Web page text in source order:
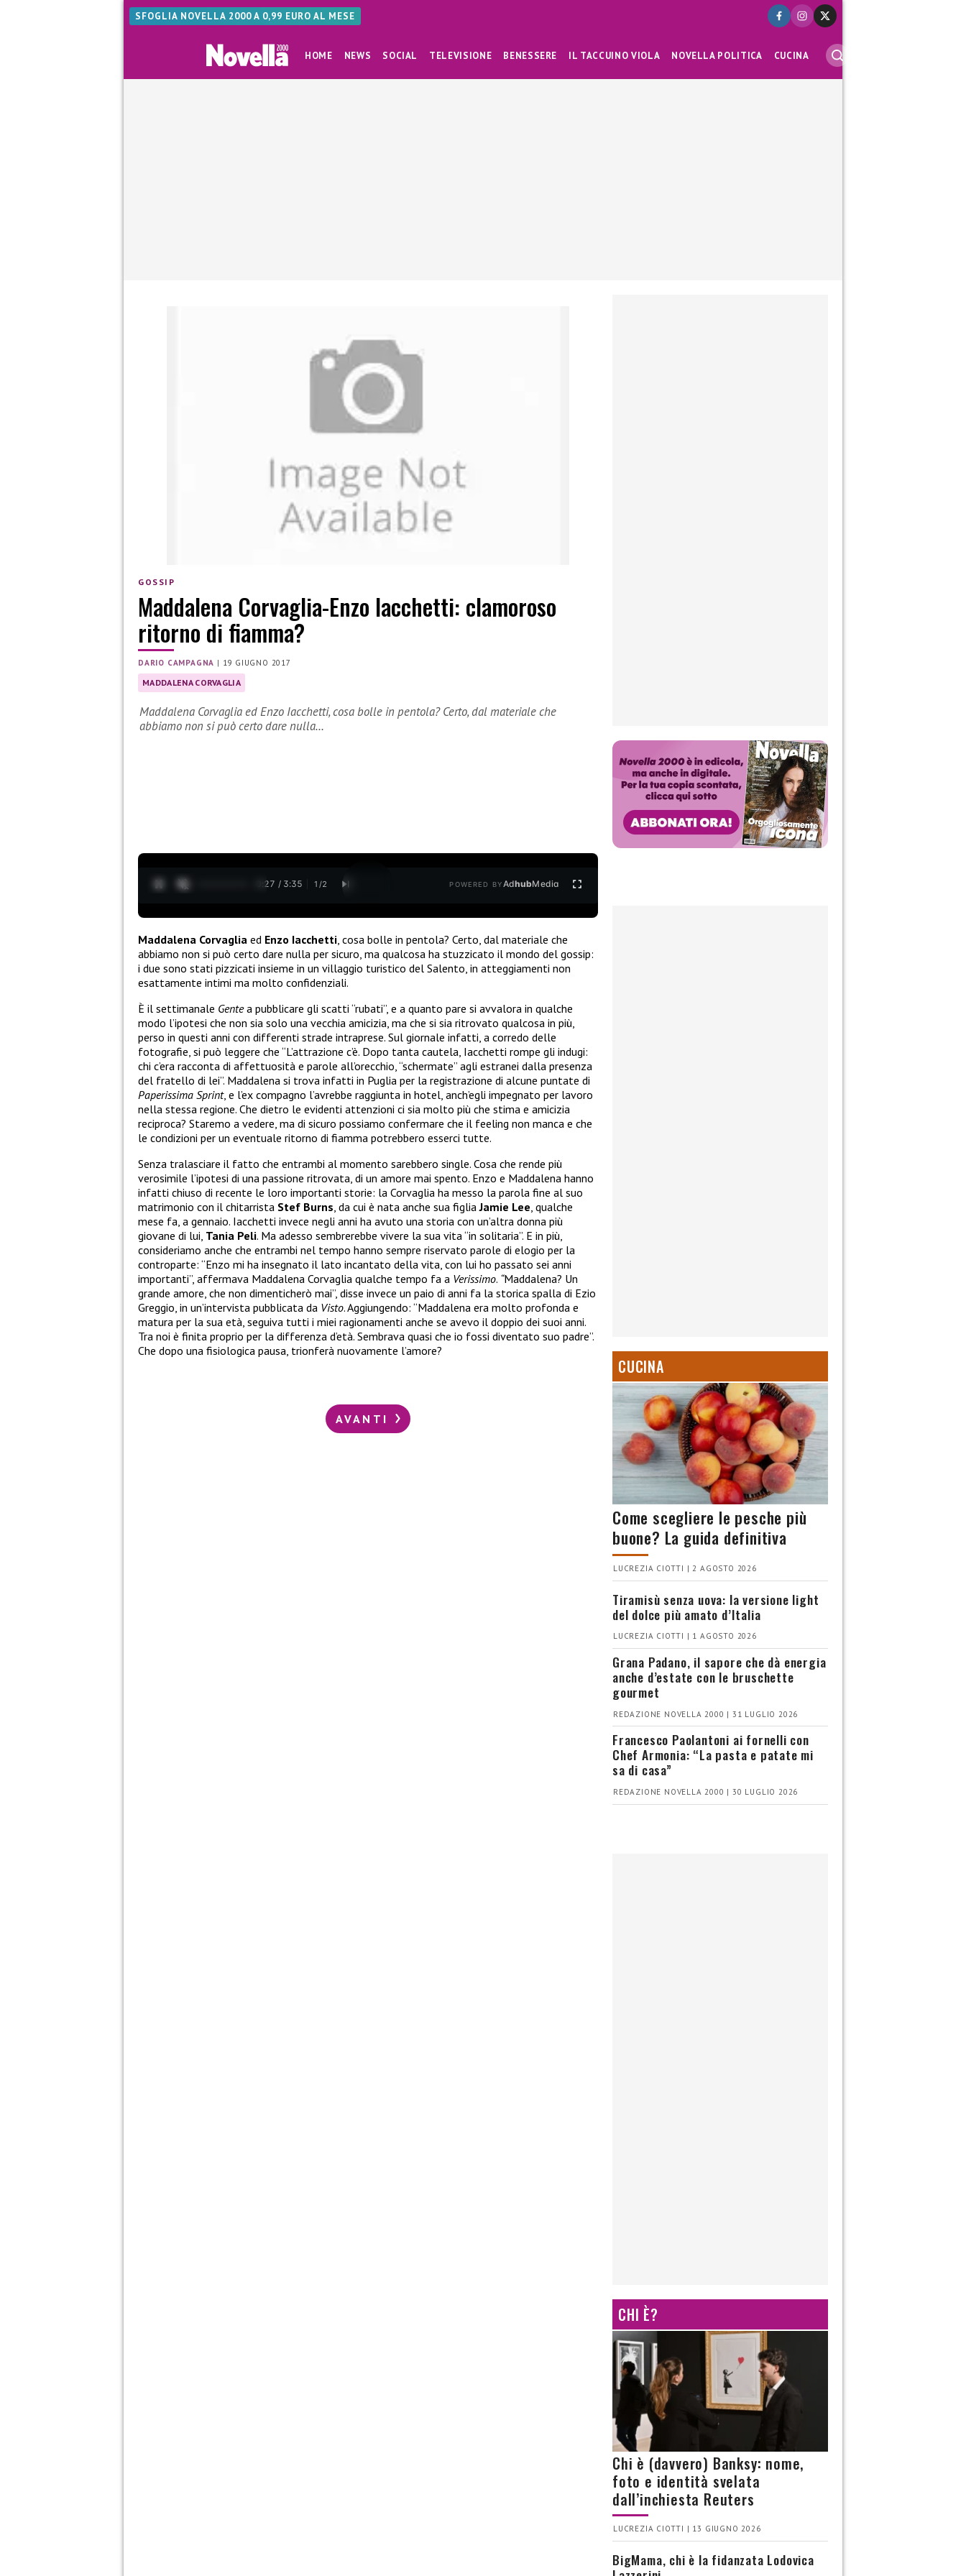
SFOGLIA NOVELLA 2000 A 0,99 EURO AL MESE
HOME NEWS SOCIAL TELEVISIONE BENESSERE IL TACCUINO VIOLA NOVELLA POLITICA CUCINA
GOSSIP
Maddalena Corvaglia-Enzo Iacchetti: clamoroso
ritorno di fiamma?
DARIO CAMPAGNA | 19 GIUGNO 2017
MADDALENA CORVAGLIA
Maddalena Corvaglia ed Enzo Iacchetti, cosa bolle in pentola? Certo, dal materiale che
abbiamo non si può certo dare nulla…
0:28 / 3:35 1 /2 POWERED BYAdhubMedia
Maddalena Corvaglia ed Enzo Iacchetti , cosa bolle in pentola? Certo, dal materiale che
abbiamo non si può certo dare nulla per sicuro, ma qualcosa ha stuzzicato il mondo del gossip:
i due sono stati pizzicati insieme in un villaggio turistico del Salento, in atteggiamenti non
esattamente intimi ma molto confidenziali.
È il settimanale Gentea pubblicare gli scatti “rubati”, e a quanto pare si avvalora in qualche
modo l’ipotesi che non sia solo una vecchia amicizia, ma che si sia ritrovato qualcosa in più,
perso in questi anni con differenti strade intraprese. Sul giornale infatti, a corredo delle
fotografie, si può leggere che “L’attrazione c’è. Dopo tanta cautela, Iacchetti rompe gli indugi:
chi c’era racconta di affettuosità e parole all’orecchio, “schermate” agli estranei dalla presenza
del fratello di lei”. Maddalena si trova infatti in Puglia per la registrazione di alcune puntate di
Paperissima Sprint, e l’ex compagno l’avrebbe raggiunta in hotel, anch’egli impegnato per lavoro
nella stessa regione. Che dietro le evidenti attenzioni ci sia molto più che stima e amicizia
reciproca? Staremo a vedere, ma di sicuro possiamo confermare che il feeling non manca e che
le condizioni per un eventuale ritorno di fiamma potrebbero esserci tutte.
Senza tralasciare il fatto che entrambi al momento sarebbero single. Cosa che rende più
verosimile l’ipotesi di una passione ritrovata, di un amore mai spento. Enzo e Maddalena hanno
infatti chiuso di recente le loro importanti storie: la Corvaglia ha messo la parola fine al suo
matrimonio con il chitarrista Stef Burns , da cui è nata anche sua figliaJamie Lee , qualche
mese fa, a gennaio. Iacchetti invece negli anni ha avuto una storia con un’altra donna più
giovane di lui, Tania Peli. Ma adesso sembrerebbe vivere la sua vita “in solitaria”. E in più,
consideriamo anche che entrambi nel tempo hanno sempre riservato parole di elogio per la
controparte: “Enzo mi ha insegnato il lato incantato della vita, con lui ho passato sei anni
importanti”, affermava Maddalena Corvaglia qualche tempo fa a Verissimo. “Maddalena? Un
grande amore, che non dimenticherò mai”, disse invece un paio di anni fa la storica spalla di Ezio
Greggio, in un’intervista pubblicata da Visto. Aggiungendo: “Maddalena era molto profonda e
matura per la sua età, seguiva tutti i miei ragionamenti anche se avevo il doppio dei suoi anni.
Tra noi è finita proprio per la differenza d’età. Sembrava quasi che io fossi diventato suo padre”.
Che dopo una fisiologica pausa, trionferà nuovamente l’amore?
AVANTI
CUCINA
Come scegliere le pesche più
buone? La guida definitiva
LUCREZIA CIOTTI | 2 AGOSTO 2026
Tiramisù senza uova: la versione light
del dolce più amato d’Italia
LUCREZIA CIOTTI | 1 AGOSTO 2026
Grana Padano, il sapore che dà energia
anche d’estate con le bruschette
gourmet
REDAZIONE NOVELLA 2000 | 31 LUGLIO 2026
Francesco Paolantoni ai fornelli con
Chef Armonia: “La pasta e patate mi
sa di casa”
REDAZIONE NOVELLA 2000 | 30 LUGLIO 2026
CHI È?
Chi è (davvero) Banksy: nome,
foto e identità svelata
dall’inchiesta Reuters
LUCREZIA CIOTTI | 13 GIUGNO 2026
BigMama, chi è la fidanzata Lodovica